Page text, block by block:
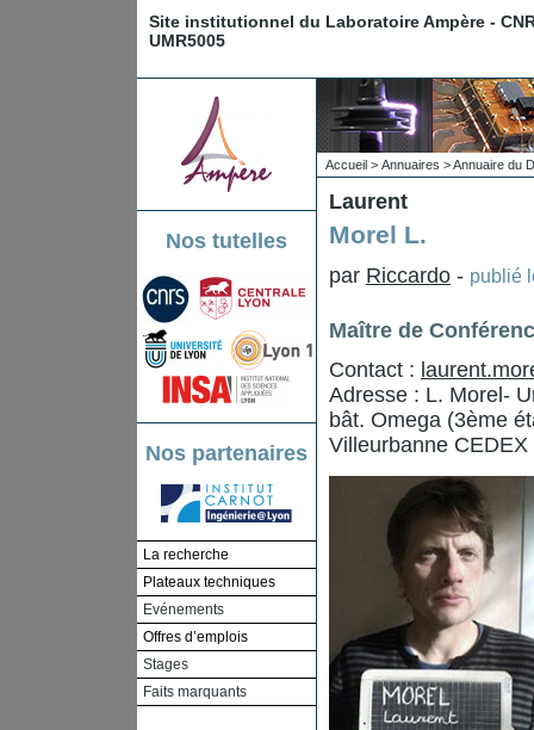
Site institutionnel du Laboratoire Ampère -
UMR5005
Nos tutelles
Nos partenaires
La recherche
Plateaux techniques
Evénements
Offres d’emplois
Stages
Faits marquants
Accueil > Annuaires >Annuaire du
Laurent
Morel L.
par Riccardo - publié
Maître de
Contact :
Adresse : L. Morel-
bât. Omega (3ème
Villeurbanne CEDEX